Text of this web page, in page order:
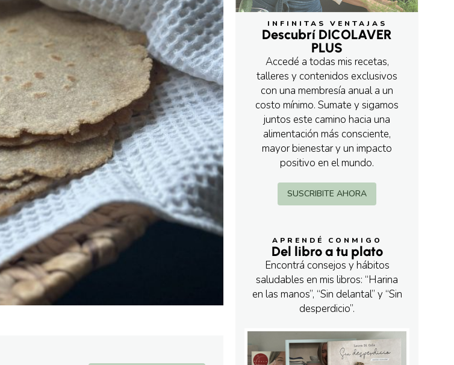
INFINITAS VENTAJAS
Descubrí DICOLAVER
PLUS
Accedé a todas mis recetas,
talleres y contenidos exclusivos
con una membresía anual a un
costo mínimo. Sumate y sigamos
juntos este camino hacia una
alimentación más consciente,
mayor bienestar y un impacto
positivo en el mundo.
SUSCRIBITE AHORA
APRENDÉ CONMIGO
Del libro a tu plato
Encontrá consejos y hábitos
saludables en mis libros: “Harina
en las manos”, “Sin delantal” y “Sin
desperdicio”.